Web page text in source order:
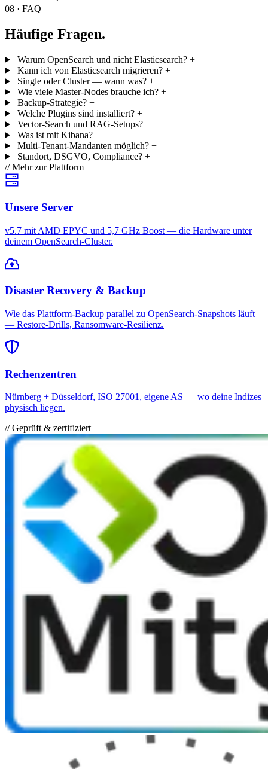
08 · FAQ
Häufige Fragen.
Warum OpenSearch und nicht Elasticsearch? +
Kann ich von Elasticsearch migrieren? +
Single oder Cluster — wann was? +
Wie viele Master-Nodes brauche ich? +
Backup-Strategie? +
Welche Plugins sind installiert? +
Vector-Search und RAG-Setups? +
Was ist mit Kibana? +
Multi-Tenant-Mandanten möglich? +
Standort, DSGVO, Compliance? +
// Mehr zur Plattform
Unsere Server
v5.7 mit AMD EPYC und 5,7 GHz Boost — die Hardware unter
deinem OpenSearch-Cluster.
Disaster Recovery & Backup
Wie das Plattform-Backup parallel zu OpenSearch-Snapshots läuft
— Restore-Drills, Ransomware-Resilienz.
Rechenzentren
Nürnberg + Düsseldorf, ISO 27001, eigene AS — wo deine Indizes
physisch liegen.
// Geprüft & zertifiziert